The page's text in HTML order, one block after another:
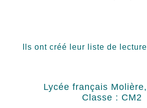
Ils ont créé leur liste de lecture
Lycée français Molière,
Classe : CM2